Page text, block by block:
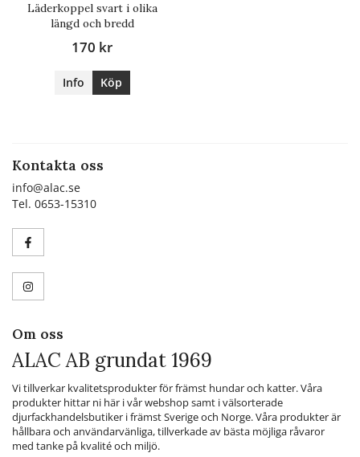
Läderkoppel svart i olika
längd och bredd
170 kr
Info Köp
Kontakta oss
info@alac.se
Tel. 0653-15310
Om oss
ALAC AB grundat 1969
Vi tillverkar kvalitetsprodukter för främst hundar och katter. Våra
produkter hittar ni här i vår webshop samt i välsorterade
djurfackhandelsbutiker i främst Sverige och Norge. Våra produkter är
hållbara och användarvänliga, tillverkade av bästa möjliga råvaror
med tanke på kvalité och miljö.